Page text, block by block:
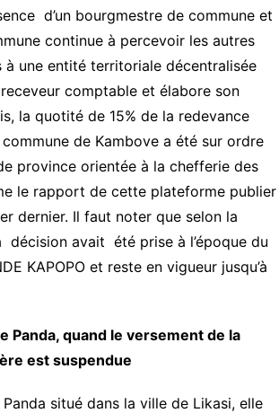
d’un bourgmestre de commune et
continue à percevoir les autres
à une entité territoriale décentralisée
receveur comptable et élabore son
la quotité de 15% de la redevance
de Kambove a été sur ordre
province orientée à la chefferie des
le rapport de cette plateforme publier
dernier. Il faut noter que selon la
décision avait été prise à l’époque du
KAPOPO et reste en vigueur jusqu’à
Panda, quand le versement de la
est suspendue
situé dans la ville de Likasi, elle